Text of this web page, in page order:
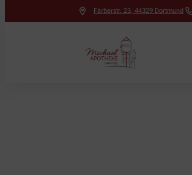
Färberstr. 23, 44329 Dortmund